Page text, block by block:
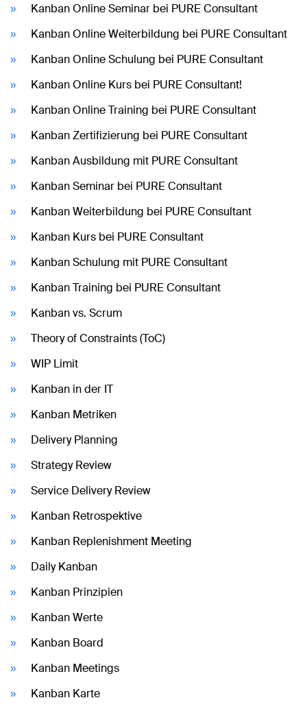
Kanban Online Seminar bei PURE Consultant
Kanban Online Weiterbildung bei PURE Consultant
Kanban Online Schulung bei PURE Consultant
Kanban Online Kurs bei PURE Consultant!
Kanban Online Training bei PURE Consultant
Kanban Zertifizierung bei PURE Consultant
Kanban Ausbildung mit PURE Consultant
Kanban Seminar bei PURE Consultant
Kanban Weiterbildung bei PURE Consultant
Kanban Kurs bei PURE Consultant
Kanban Schulung mit PURE Consultant
Kanban Training bei PURE Consultant
Kanban vs. Scrum
Theory of Constraints (ToC)
WIP Limit
Kanban in der IT
Kanban Metriken
Delivery Planning
Strategy Review
Service Delivery Review
Kanban Retrospektive
Kanban Replenishment Meeting
Daily Kanban
Kanban Prinzipien
Kanban Werte
Kanban Board
Kanban Meetings
Kanban Karte